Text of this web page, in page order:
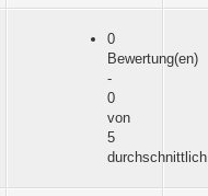
0
Bewertung(en)
-
0
von
5
durchschnittlich